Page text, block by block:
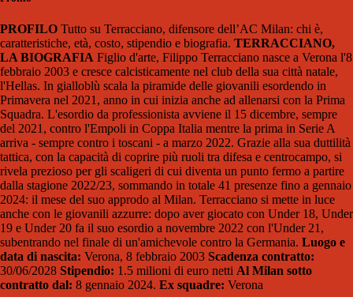
PROFILO Tutto su Terracciano, difensore dell’AC Milan: chi è,
caratteristiche, età, costo, stipendio e biografia. TERRACCIANO,
LA BIOGRAFIA Figlio d'arte, Filippo Terracciano nasce a Verona l'8
febbraio 2003 e cresce calcisticamente nel club della sua città natale,
l'Hellas. In gialloblù scala la piramide delle giovanili esordendo in
Primavera nel 2021, anno in cui inizia anche ad allenarsi con la Prima
Squadra. L'esordio da professionista avviene il 15 dicembre, sempre
del 2021, contro l'Empoli in Coppa Italia mentre la prima in Serie A
arriva - sempre contro i toscani - a marzo 2022. Grazie alla sua duttilità
tattica, con la capacità di coprire più ruoli tra difesa e centrocampo, si
rivela prezioso per gli scaligeri di cui diventa un punto fermo a partire
dalla stagione 2022/23, sommando in totale 41 presenze fino a gennaio
2024: il mese del suo approdo al Milan. Terracciano si mette in luce
anche con le giovanili azzurre: dopo aver giocato con Under 18, Under
19 e Under 20 fa il suo esordio a novembre 2022 con l'Under 21,
subentrando nel finale di un'amichevole contro la Germania. Luogo e
data di nascita: Verona, 8 febbraio 2003 Scadenza contratto:
30/06/2028 Stipendio: 1.5 milioni di euro netti Al Milan sotto
contratto dal: 8 gennaio 2024. Ex squadre: Verona